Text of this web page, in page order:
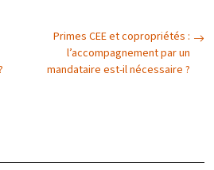
Primes CEE et copropriétés :
l’accompagnement par un
mandataire est-il nécessaire ?